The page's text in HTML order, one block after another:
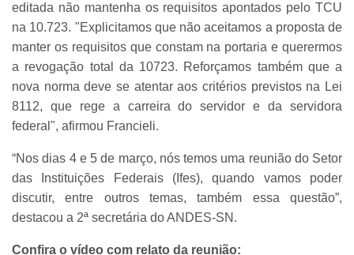
editada não mantenha os requisitos apontados pelo TCU
na 10.723. "Explicitamos que não aceitamos a proposta de
manter os requisitos que constam na portaria e querermos
a revogação total da 10723. Reforçamos também que a
nova norma deve se atentar aos critérios previstos na Lei
8112, que rege a carreira do servidor e da servidora
federal", afirmou Francieli.
“Nos dias 4 e 5 de março, nós temos uma reunião do Setor
das Instituições Federais (Ifes), quando vamos poder
discutir, entre outros temas, também essa questão”,
destacou a 2ª secretária do ANDES-SN.
Confira o vídeo com relato da reunião: